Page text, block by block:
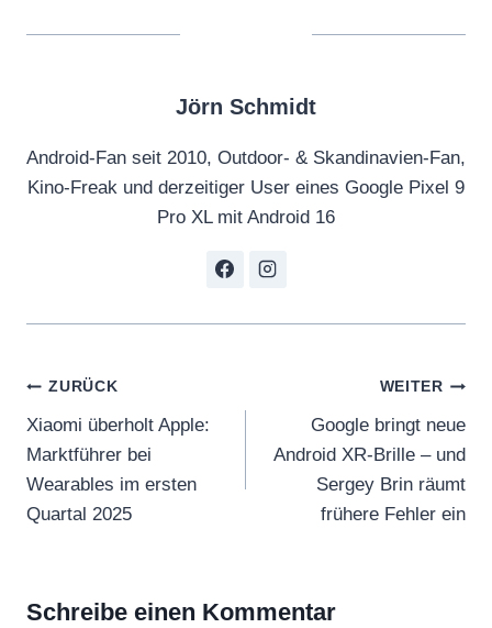
Jörn Schmidt
Android-Fan seit 2010, Outdoor- & Skandinavien-Fan,
Kino-Freak und derzeitiger User eines Google Pixel 9
Pro XL mit Android 16
Beitragsnavigation
ZURÜCK
Xiaomi überholt Apple:
Marktführer bei
Wearables im ersten
Quartal 2025
WEITER
Google bringt neue
Android XR-Brille – und
Sergey Brin räumt
frühere Fehler ein
Schreibe einen Kommentar